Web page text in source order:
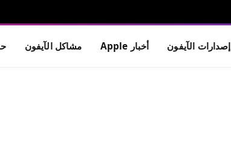
إصدارات الآيفون أخبار Apple مشاكل الآيفون